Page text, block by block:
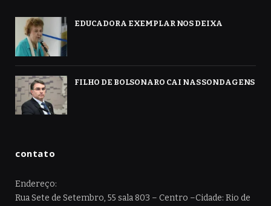
EDUCADORA EXEMPLAR NOS DEIXA
FILHO DE BOLSONARO CAI NAS SONDAGENS
contato
Endereço:
Rua Sete de Setembro, 55 sala 803 – Centro –Cidade: Rio de